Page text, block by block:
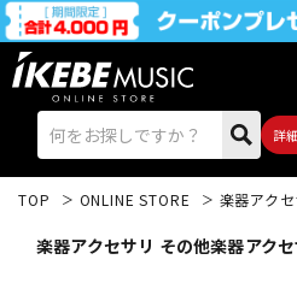
詳
TOP ONLINE STORE 楽器アク
楽器アクセサリ その他楽器アク